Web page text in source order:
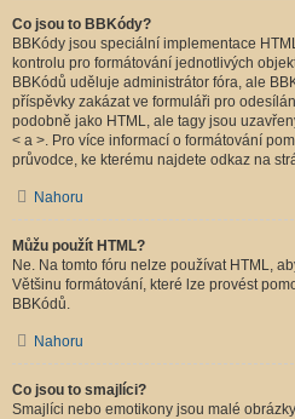
Co jsou to BBKódy?
BBKódy jsou speciální implementace
kontrolu pro formátování jednotlivých
BBKódů uděluje administrátor fóra, ale
příspěvky zakázat ve formuláři pro
podobně jako HTML, ale tagy jsou
< a >. Pro více informací o formátování
průvodce, ke kterému najdete odkaz na
Nahoru
Můžu použít HTML?
Ne. Na tomto fóru nelze používat HTML,
Většinu formátování, které lze provést
BBKódů.
Nahoru
Co jsou to smajlíci?
Smajlíci nebo emotikony jsou malé